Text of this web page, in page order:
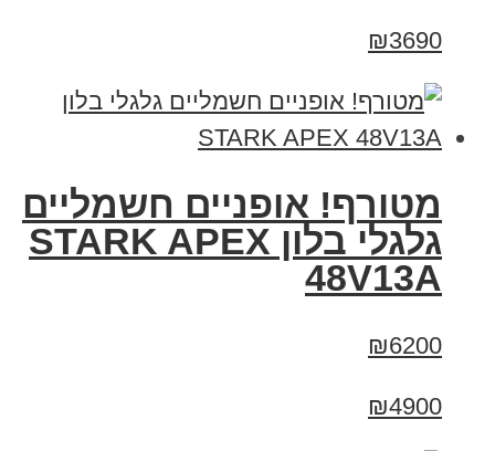
₪3690
מטורף! אופניים חשמליים
גלגלי בלון STARK APEX
48V13A
₪6200
₪4900